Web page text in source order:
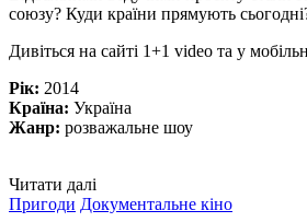
союзу? Куди країни прямують
Дивіться на сайті 1+1 video та у
Рік: 2014
Країна: Україна
Жанр: розважальне шоу
Читати далі
Пригоди Документальне кіно